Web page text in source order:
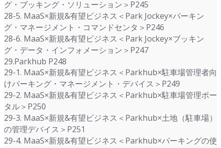
グ・ブッキング・ソリューション＞P245
28-5. MaaS×新規&有望ビジネス＜Park Jockey×パーキン
グ・マネージメント・コマンドセンタ＞P246
28-6. MaaS×新規&有望ビジネス＜Park Jockey×ブッキン
グ・データ・インフォメーション＞P247
29.Parkhub P248
29-1. MaaS×新規&有望ビジネス＜Parkhub×駐車場管理者向
けパーキング・マネージメント・デバイス＞P249
29-2. MaaS×新規&有望ビジネス＜Parkhub×駐車場管理ポー
タル＞P250
29-3. MaaS×新規&有望ビジネス＜Parkhub×土地（駐車場）
の管理デバイス＞P251
29-4. MaaS×新規&有望ビジネス＜Parkhub×パーキングの使